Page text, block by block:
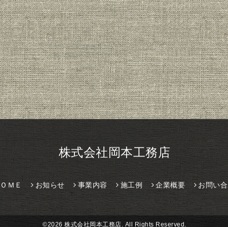
株式会社岡本工務店
ＭＥ お知らせ 事業内容 施工例 企業概要 お問い
©2026株式会社岡本工務店. All Rights Reserved.